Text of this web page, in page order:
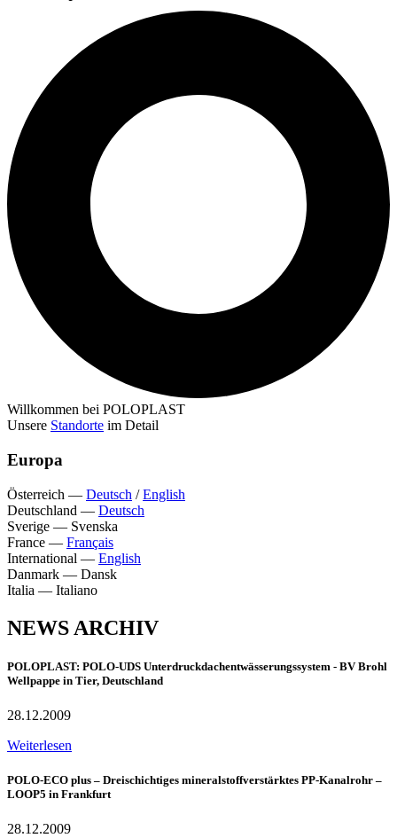
Willkommen bei POLOPLAST
Unsere Standorte im Detail
Europa
Österreich — Deutsch /English
Deutschland — Deutsch
Sverige — Svenska
France — Français
International — English
Danmark — Dansk
Italia — Italiano
NEWS ARCHIV
POLOPLAST: POLO-UDS Unterdruckdachentwässerungssystem - BV Brohl
Wellpappe in Tier, Deutschland
28.12.2009
Weiterlesen
POLO-ECO plus – Dreischichtiges mineralstoffverstärktes PP-Kanalrohr –
LOOP5 in Frankfurt
28.12.2009